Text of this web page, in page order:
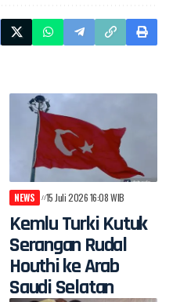
NEWS 15 Juli 2026 16:08 WIB
Kemlu Turki Kutuk
Serangan Rudal
Houthi ke Arab
Saudi Selatan